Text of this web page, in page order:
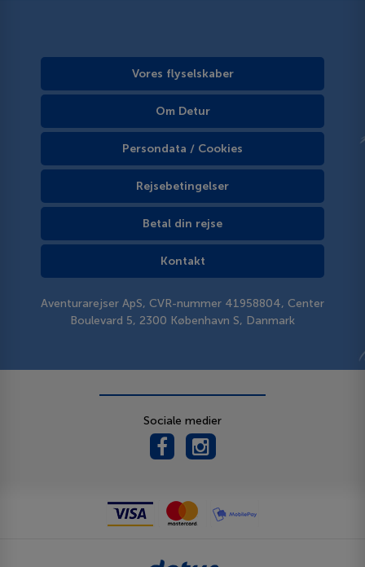
Vores flyselskaber
Om Detur
Persondata / Cookies
Rejsebetingelser
Betal din rejse
Kontakt
Aventurarejser ApS, CVR-nummer 41958804, Center
Boulevard 5, 2300 København S, Danmark
Sociale medier